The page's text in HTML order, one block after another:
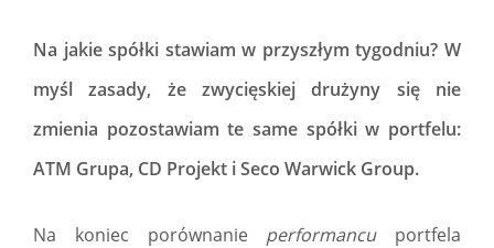
Na jakie spółki stawiam w przyszłym tygodniu? W
myśl zasady, że zwycięskiej drużyny się nie
zmienia pozostawiam te same spółki w portfelu:
ATM Grupa, CD Projekt i Seco Warwick Group.
Na koniec porównanie performancuportfela